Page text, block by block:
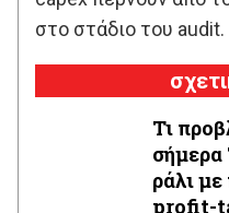
στο στάδιο του audit.
Τι
σήμερα
ράλι
profit-